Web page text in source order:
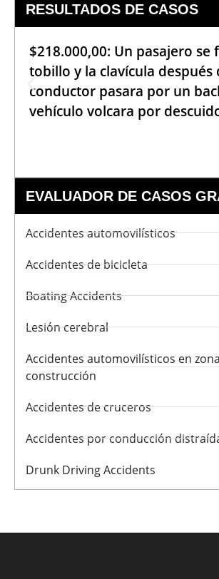
RESULTADOS DE CASOS
$218.000,00: Un pasajero se
tobillo y la clavícula después
conductor pasara por un
vehículo volcara por
EVALUADOR DE CASOS
Accidentes automovilísticos
Accidentes de bicicleta
Boating Accidents
Lesión cerebral
Accidentes automovilísticos en
construcción
Accidentes de cruceros
Accidentes por conducción
Drunk Driving Accidents